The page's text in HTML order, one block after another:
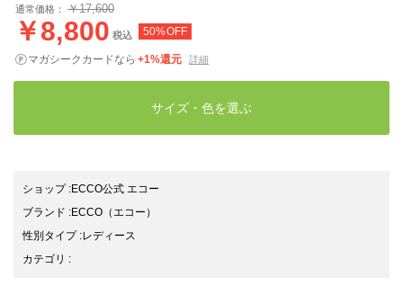
通常価格： ￥17,600
￥8,800 税込 50%OFF
マガシークカードなら +1%還元 詳細
サイズ・色を選ぶ
ショップ:ECCO公式 エコー
ブランド :ECCO （エコー）
性別タイプ:レディース
カテゴリ :